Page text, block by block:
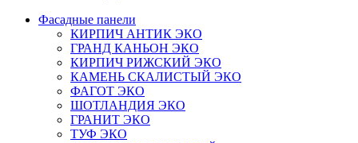
Фасадные панели
КИРПИЧ АНТИК ЭКО
ГРАНД КАНЬОН ЭКО
КИРПИЧ РИЖСКИЙ ЭКО
КАМЕНЬ СКАЛИСТЫЙ ЭКО
ФАГОТ ЭКО
ШОТЛАНДИЯ ЭКО
ГРАНИТ ЭКО
ТУФ ЭКО